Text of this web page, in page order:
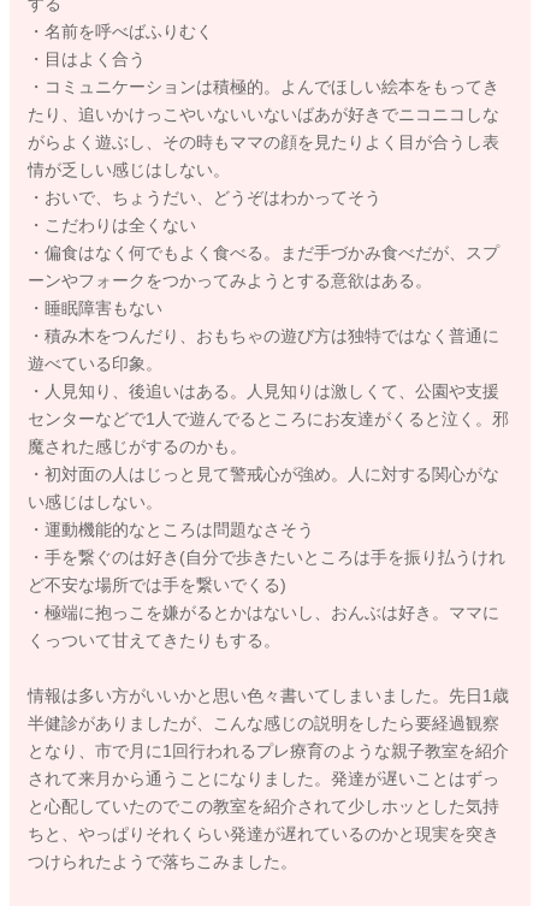
・名前を呼べばふりむく
・目はよく合う
・コミュニケーションは積極的。よんでほしい絵本をもってき
たり、追いかけっこやいないいないばあが好きでニコニコしな
がらよく遊ぶし、その時もママの顔を見たりよく目が合うし表
情が乏しい感じはしない。
・おいで、ちょうだい、どうぞはわかってそう
・こだわりは全くない
・偏食はなく何でもよく食べる。まだ手づかみ食べだが、スプ
ーンやフォークをつかってみようとする意欲はある。
・睡眠障害もない
・積み木をつんだり、おもちゃの遊び方は独特ではなく普通に
遊べている印象。
・人見知り、後追いはある。人見知りは激しくて、公園や支援
センターなどで1人で遊んでるところにお友達がくると泣く。邪
魔された感じがするのかも。
・初対面の人はじっと見て警戒心が強め。人に対する関心がな
い感じはしない。
・運動機能的なところは問題なさそう
・手を繋ぐのは好き(自分で歩きたいところは手を振り払うけれ
ど不安な場所では手を繋いでくる)
・極端に抱っこを嫌がるとかはないし、おんぶは好き。ママに
くっついて甘えてきたりもする。
情報は多い方がいいかと思い色々書いてしまいました。先日1歳
半健診がありましたが、こんな感じの説明をしたら要経過観察
となり、市で月に1回行われるプレ療育のような親子教室を紹介
されて来月から通うことになりました。発達が遅いことはずっ
と心配していたのでこの教室を紹介されて少しホッとした気持
ちと、やっぱりそれくらい発達が遅れているのかと現実を突き
つけられたようで落ちこみました。